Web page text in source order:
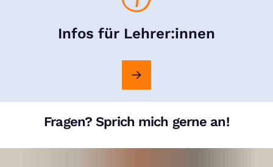
Infos für Lehrer:innen
Fragen? Sprich mich gerne an!